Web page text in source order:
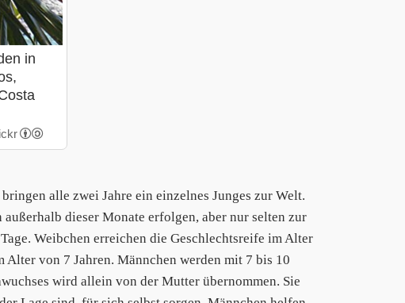
in
bringen alle zwei Jahre ein einzelnes Junges zur Welt.
dieser Monate erfolgen, aber nur selten zur
Weibchen erreichen die Geschlechtsreife im Alter
Alter von 7 Jahren. Männchen werden mit 7 bis 10
wird allein von der Mutter übernommen. Sie